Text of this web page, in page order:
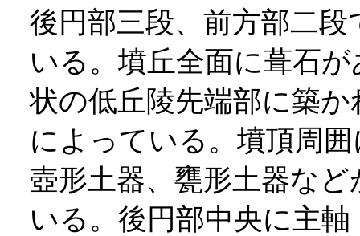
後円部三段、前方部二
いる。墳丘全面に葺石
状の低丘陵先端部に築
によっている。墳頂周
壺形土器、甕形土器な
いる。後円部中央に主